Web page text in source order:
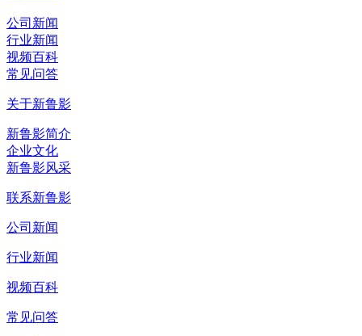
公司新闻
行业新闻
视频百科
常见问答
关于新鲁影
新鲁影简介
企业文化
新鲁影风采
联系新鲁影
公司新闻
行业新闻
视频百科
常见问答